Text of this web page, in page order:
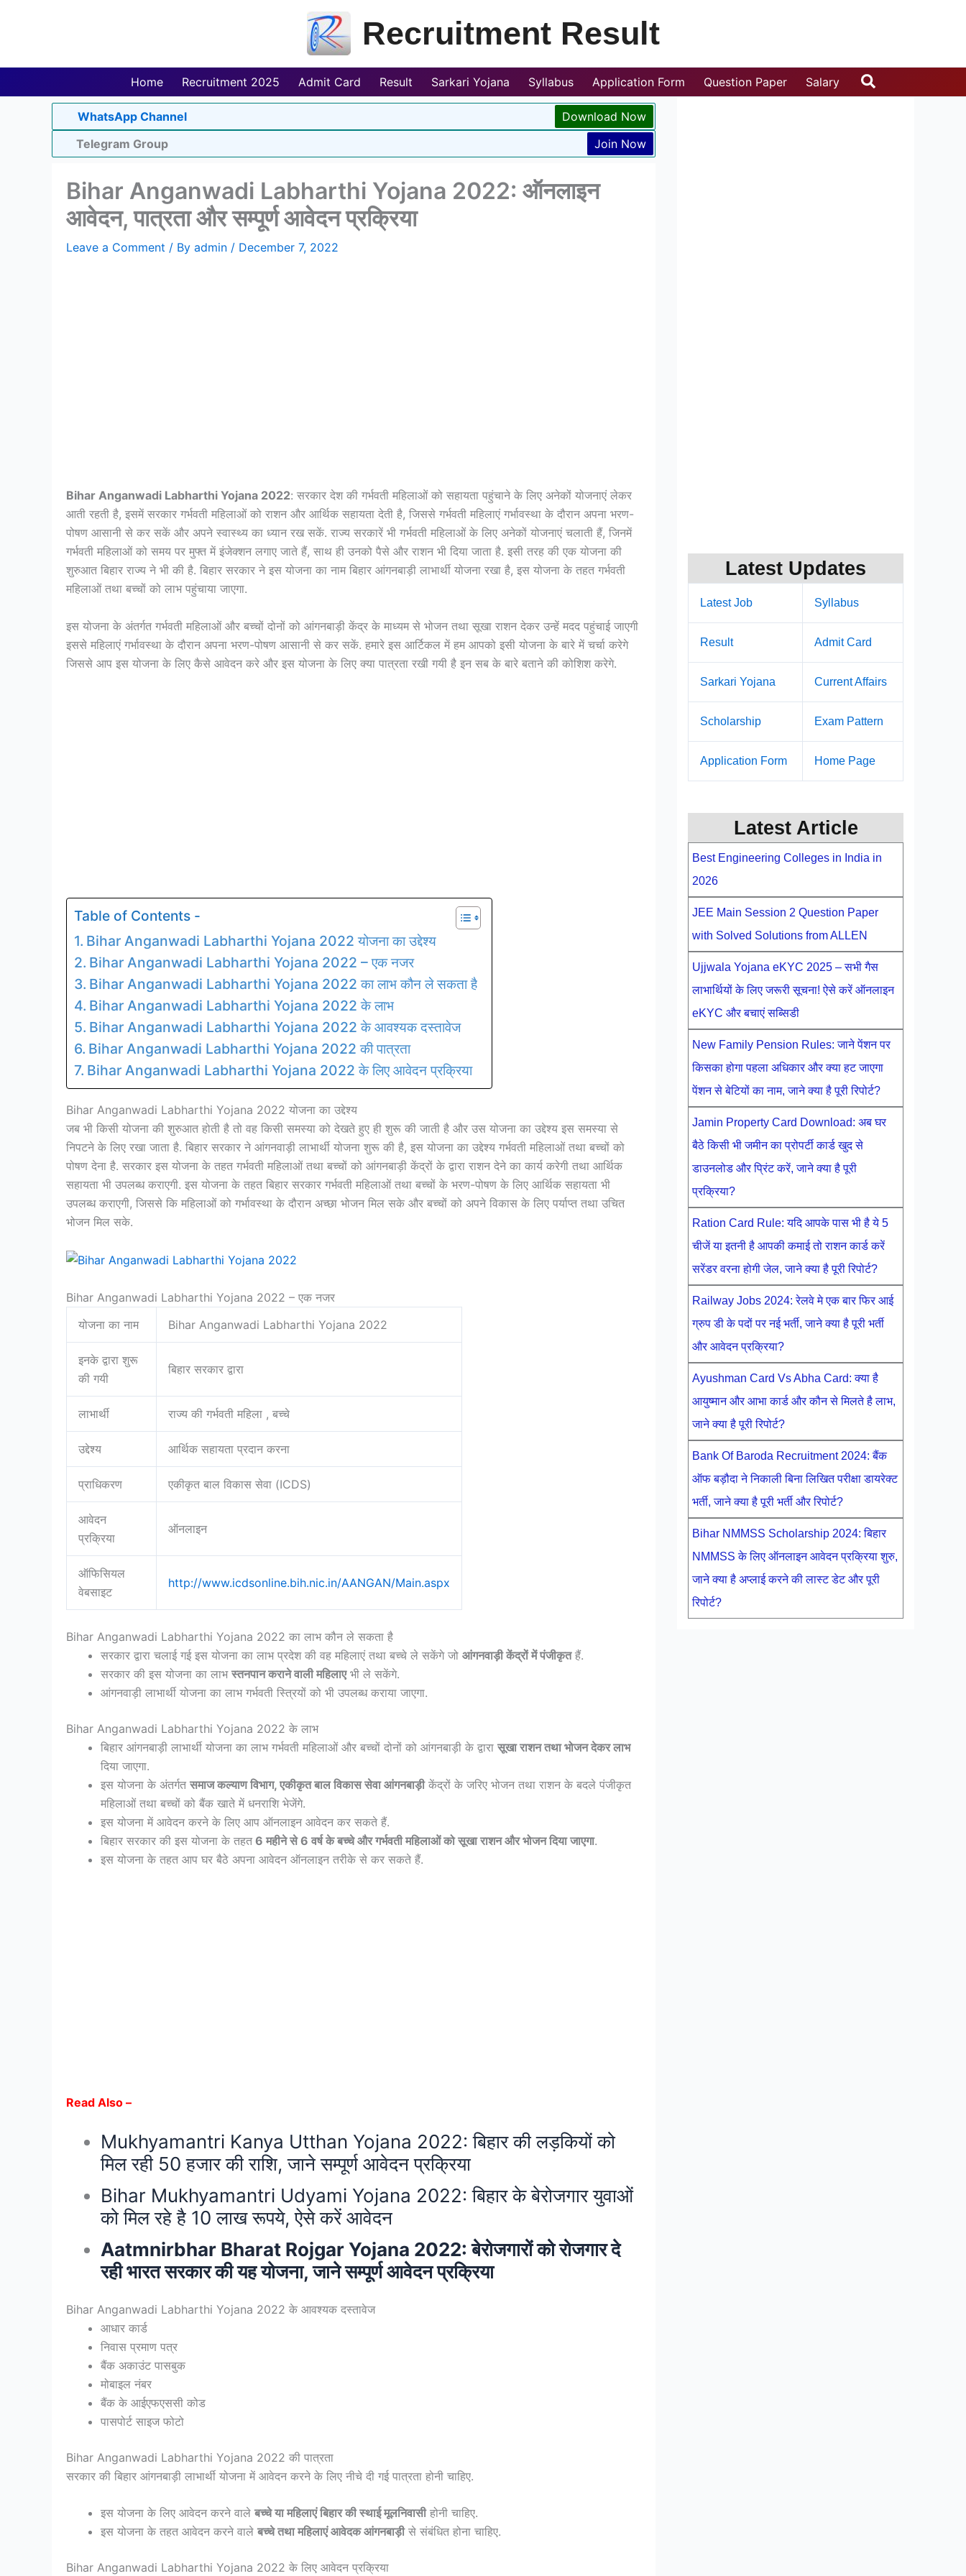
Recruitment Result
Home Recruitment 2025 Admit Card Result Sarkari Yojana Syllabus Application Form Question Paper Salary Search
WhatsApp Channel
Download Now
Telegram Group
Join Now
Bihar Anganwadi Labharthi Yojana 2022: ऑनलाइन
आवेदन, पात्रता और सम्पूर्ण आवेदन प्रक्रिया
Leave a Comment / By admin / December 7, 2022
Bihar Anganwadi Labharthi Yojana 2022: सरकार देश की गर्भवती महिलाओं को सहायता पहुंचाने के लिए अनेकों योजनाएं लेकर
आती रहती है, इसमें सरकार गर्भवती महिलाओं को राशन और आर्थिक सहायता देती है, जिससे गर्भवती महिलाएं गर्भावस्था के दौरान अपना भरण-
पोषण आसानी से कर सकें और अपने स्वास्थ्य का ध्यान रख सकें. राज्य सरकारें भी गर्भवती महिलाओं के लिए अनेकों योजनाएं चलाती हैं, जिनमें
गर्भवती महिलाओं को समय पर मुफ्त में इंजेक्शन लगाए जाते हैं, साथ ही उनको पैसे और राशन भी दिया जाता है. इसी तरह की एक योजना की
शुरुआत बिहार राज्य ने भी की है. बिहार सरकार ने इस योजना का नाम बिहार आंगनबाड़ी लाभार्थी योजना रखा है, इस योजना के तहत गर्भवती
महिलाओं तथा बच्चों को लाभ पहुंचाया जाएगा.
इस योजना के अंतर्गत गर्भवती महिलाओं और बच्चों दोनों को आंगनबाड़ी केंद्र के माध्यम से भोजन तथा सूखा राशन देकर उन्हें मदद पहुंचाई जाएगी
इससे महिलाएं गर्भावस्था के दौरान अपना भरण-पोषण आसानी से कर सकें. हमारे इस आर्टिकल में हम आपको इसी योजना के बारे में चर्चा करेगे
जिससे आप इस योजना के लिए कैसे आवेदन करे और इस योजना के लिए क्या पात्रता रखी गयी है इन सब के बारे बताने की कोशिश करेगे.
Table of Contents -
Bihar Anganwadi Labharthi Yojana 2022 योजना का उद्देश्य
Bihar Anganwadi Labharthi Yojana 2022 – एक नजर
Bihar Anganwadi Labharthi Yojana 2022 का लाभ कौन ले सकता है
Bihar Anganwadi Labharthi Yojana 2022 के लाभ
Bihar Anganwadi Labharthi Yojana 2022 के आवश्यक दस्तावेज
Bihar Anganwadi Labharthi Yojana 2022 की पात्रता
Bihar Anganwadi Labharthi Yojana 2022 के लिए आवेदन प्रक्रिया
Bihar Anganwadi Labharthi Yojana 2022 योजना का उद्देश्य
जब भी किसी योजना की शुरुआत होती है तो वह किसी समस्या को देखते हुए ही शुरू की जाती है और उस योजना का उद्देश्य इस समस्या से
निपटने के लिए रखा जाता है. बिहार सरकार ने आंगनवाड़ी लाभार्थी योजना शुरू की है, इस योजना का उद्देश्य गर्भवती महिलाओं तथा बच्चों को
पोषण देना है. सरकार इस योजना के तहत गर्भवती महिलाओं तथा बच्चों को आंगनबाड़ी केंद्रों के द्वारा राशन देने का कार्य करेगी तथा आर्थिक
सहायता भी उपलब्ध कराएगी. इस योजना के तहत बिहार सरकार गर्भवती महिलाओं तथा बच्चों के भरण-पोषण के लिए आर्थिक सहायता भी
उपलब्ध कराएगी, जिससे कि महिलाओं को गर्भावस्था के दौरान अच्छा भोजन मिल सके और बच्चों को अपने विकास के लिए पर्याप्त तथा उचित
भोजन मिल सके.
Bihar Anganwadi Labharthi Yojana 2022 – एक नजर
योजना का नाम
Bihar Anganwadi Labharthi Yojana 2022
इनके द्वारा शुरू
की गयी
बिहार सरकार द्वारा
लाभार्थी राज्य की गर्भवती महिला , बच्चे
उद्देश्य आर्थिक सहायता प्रदान करना
प्राधिकरण एकीकृत बाल विकास सेवा (ICDS)
आवेदन
प्रक्रिया
ऑनलाइन
ऑफिसियल
वेबसाइट
http://www.icdsonline.bih.nic.in/AANGAN/Main.aspx
Bihar Anganwadi Labharthi Yojana 2022 का लाभ कौन ले सकता है
सरकार द्वारा चलाई गई इस योजना का लाभ प्रदेश की वह महिलाएं तथा बच्चे ले सकेंगे जो आंगनवाड़ी केंद्रों में पंजीकृतहैं.
सरकार की इस योजना का लाभ स्तनपान कराने वाली महिलाएभी ले सकेंगे.
आंगनवाड़ी लाभार्थी योजना का लाभ गर्भवती स्त्रियों को भी उपलब्ध कराया जाएगा.
Bihar Anganwadi Labharthi Yojana 2022 के लाभ
बिहार आंगनबाड़ी लाभार्थी योजना का लाभ गर्भवती महिलाओं और बच्चों दोनों को आंगनबाड़ी के द्वारा सूखा राशन तथा भोजन देकर लाभ
दिया जाएगा.
इस योजना के अंतर्गत समाज कल्याण विभाग, एकीकृत बाल विकास सेवा आंगनबाड़ीकेंद्रों के जरिए भोजन तथा राशन के बदले पंजीकृत
महिलाओं तथा बच्चों को बैंक खाते में धनराशि भेजेंगे.
इस योजना में आवेदन करने के लिए आप ऑनलाइन आवेदन कर सकते हैं.
बिहार सरकार की इस योजना के तहत 6 महीने से 6 वर्ष के बच्चे और गर्भवती महिलाओं को सूखा राशन और भोजन दिया जाएगा.
इस योजना के तहत आप घर बैठे अपना आवेदन ऑनलाइन तरीके से कर सकते हैं.
Read Also –
Mukhyamantri Kanya Utthan Yojana 2022: बिहार की लड़कियों को
मिल रही 50 हजार की राशि, जाने सम्पूर्ण आवेदन प्रक्रिया
Bihar Mukhyamantri Udyami Yojana 2022: बिहार के बेरोजगार युवाओं
को मिल रहे है 10 लाख रूपये, ऐसे करें आवेदन
Aatmnirbhar Bharat Rojgar Yojana 2022: बेरोजगारों को रोजगार दे
रही भारत सरकार की यह योजना, जाने सम्पूर्ण आवेदन प्रक्रिया
Bihar Anganwadi Labharthi Yojana 2022 के आवश्यक दस्तावेज
आधार कार्ड
निवास प्रमाण पत्र
बैंक अकाउंट पासबुक
मोबाइल नंबर
बैंक के आईएफएससी कोड
पासपोर्ट साइज फोटो
Bihar Anganwadi Labharthi Yojana 2022 की पात्रता
सरकार की बिहार आंगनबाड़ी लाभार्थी योजना में आवेदन करने के लिए नीचे दी गई पात्रता होनी चाहिए.
इस योजना के लिए आवेदन करने वाले बच्चे या महिलाएं बिहार की स्थाई मूलनिवासीहोनी चाहिए.
इस योजना के तहत आवेदन करने वाले बच्चे तथा महिलाएं आवेदक आंगनबाड़ीसे संबंधित होना चाहिए.
Bihar Anganwadi Labharthi Yojana 2022 के लिए आवेदन प्रक्रिया
Latest Updates
Latest Job Syllabus
Result Admit Card
Sarkari Yojana Current Affairs
Scholarship Exam Pattern
Application Form Home Page
Latest Article
Best Engineering Colleges in India in
2026
JEE Main Session 2 Question Paper
with Solved Solutions from ALLEN
Ujjwala Yojana eKYC 2025 – सभी गैस
लाभार्थियों के लिए जरूरी सूचना! ऐसे करें ऑनलाइन
eKYC और बचाएं सब्सिडी
New Family Pension Rules: जाने पेंशन पर
किसका होगा पहला अधिकार और क्या हट जाएगा
पेंशन से बेटियों का नाम, जाने क्या है पूरी रिपोर्ट?
Jamin Property Card Download: अब घर
बैठे किसी भी जमीन का प्रोपर्टी कार्ड खुद से
डाउनलोड और प्रिंट करें, जाने क्या है पूरी
प्रक्रिया?
Ration Card Rule: यदि आपके पास भी है ये 5
चीजें या इतनी है आपकी कमाई तो राशन कार्ड करें
सरेंडर वरना होगी जेल, जाने क्या है पूरी रिपोर्ट?
Railway Jobs 2024: रेलवे मे एक बार फिर आई
ग्रुप डी के पदों पर नई भर्ती, जाने क्या है पूरी भर्ती
और आवेदन प्रक्रिया?
Ayushman Card Vs Abha Card: क्या है
आयुष्मान और आभा कार्ड और कौन से मिलते है लाभ,
जाने क्या है पूरी रिपोर्ट?
Bank Of Baroda Recruitment 2024: बैंक
ऑफ बड़ौदा ने निकाली बिना लिखित परीक्षा डायरेक्ट
भर्ती, जाने क्या है पूरी भर्ती और रिपोर्ट?
Bihar NMMSS Scholarship 2024: बिहार
NMMSS के लिए ऑनलाइन आवेदन प्रक्रिया शुरु,
जाने क्या है अप्लाई करने की लास्ट डेट और पूरी
रिपोर्ट?